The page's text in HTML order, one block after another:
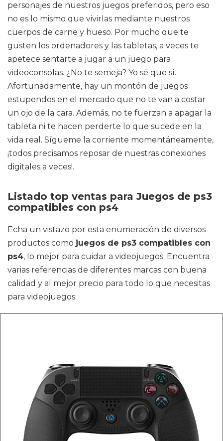
personajes de nuestros juegos preferidos, pero eso
no es lo mismo que vivirlas mediante nuestros
cuerpos de carne y hueso. Por mucho que te
gusten los ordenadores y las tabletas, a veces te
apetece sentarte a jugar a un juego para
videoconsolas. ¿No te semeja? Yo sé que sí.
Afortunadamente, hay un montón de juegos
estupendos en el mercado que no te van a costar
un ojo de la cara. Además, no te fuerzan a apagar la
tableta ni te hacen perderte lo que sucede en la
vida real. Sígueme la corriente momentáneamente,
¡todos precisamos reposar de nuestras conexiones
digitales a veces!.
Listado top ventas para Juegos de ps3
compatibles con ps4
Echa un vistazo por esta enumeración de diversos
productos como juegos de ps3 compatibles con
ps4, lo mejor para cuidar a videojuegos. Encuentra
varias referencias de diferentes marcas con buena
calidad y al mejor precio para todo lo que necesitas
para videojuegos.